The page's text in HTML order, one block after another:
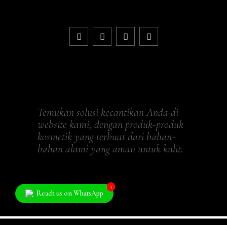
Temukan solusi kecantikan Anda di
website kami, dengan produk-produk
kosmetik yang terbuat dari bahan-
bahan alami yang aman untuk kulit.
Reach us on WhatsApp
1